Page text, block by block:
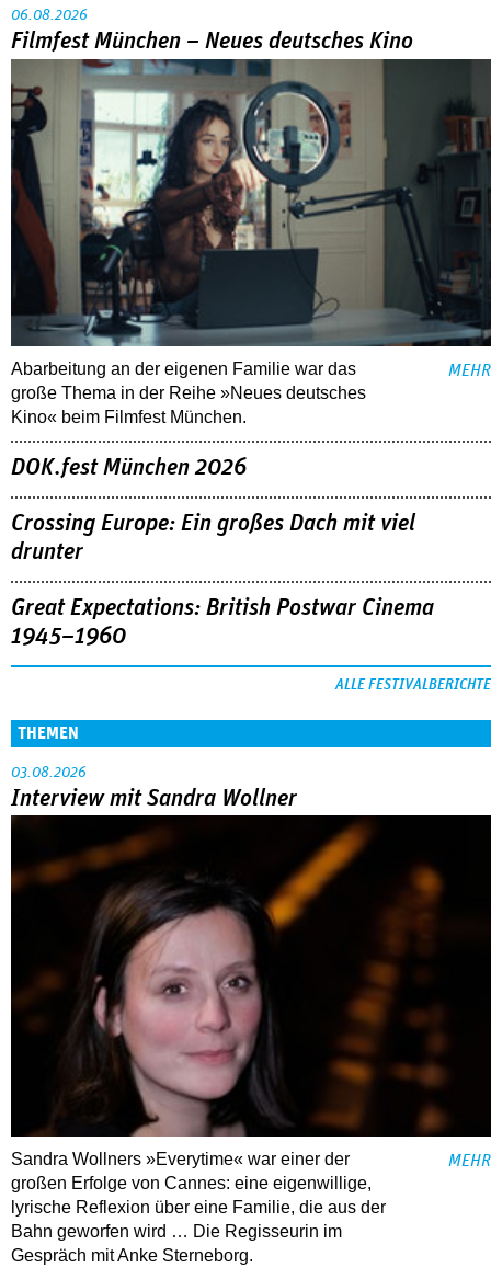
06.08.2026
Filmfest München – Neues deutsches Kino
Abarbeitung an der eigenen Familie war das
große Thema in der Reihe »Neues deutsches
Kino« beim Filmfest München.
MEHR
DOK.fest München 2026
Crossing Europe: Ein großes Dach mit viel
drunter
Great Expectations: British Postwar Cinema
1945–1960
ALLE FESTIVALBERICHTE
THEMEN
03.08.2026
Interview mit Sandra Wollner
Sandra Wollners »Everytime« war einer der
großen Erfolge von Cannes: eine eigenwillige,
lyrische Reflexion über eine ­Familie, die aus der
Bahn geworfen wird … Die Regisseurin im
Gespräch mit Anke Sterneborg.
MEHR